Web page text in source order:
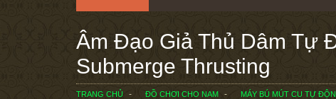
Âm Đạo Giả Thủ Dâm Tự
Submerge Thrusting
TRANG CHỦ ĐỒ CHƠI CHO NAM
MÁY BÚ MÚT CU TỰ